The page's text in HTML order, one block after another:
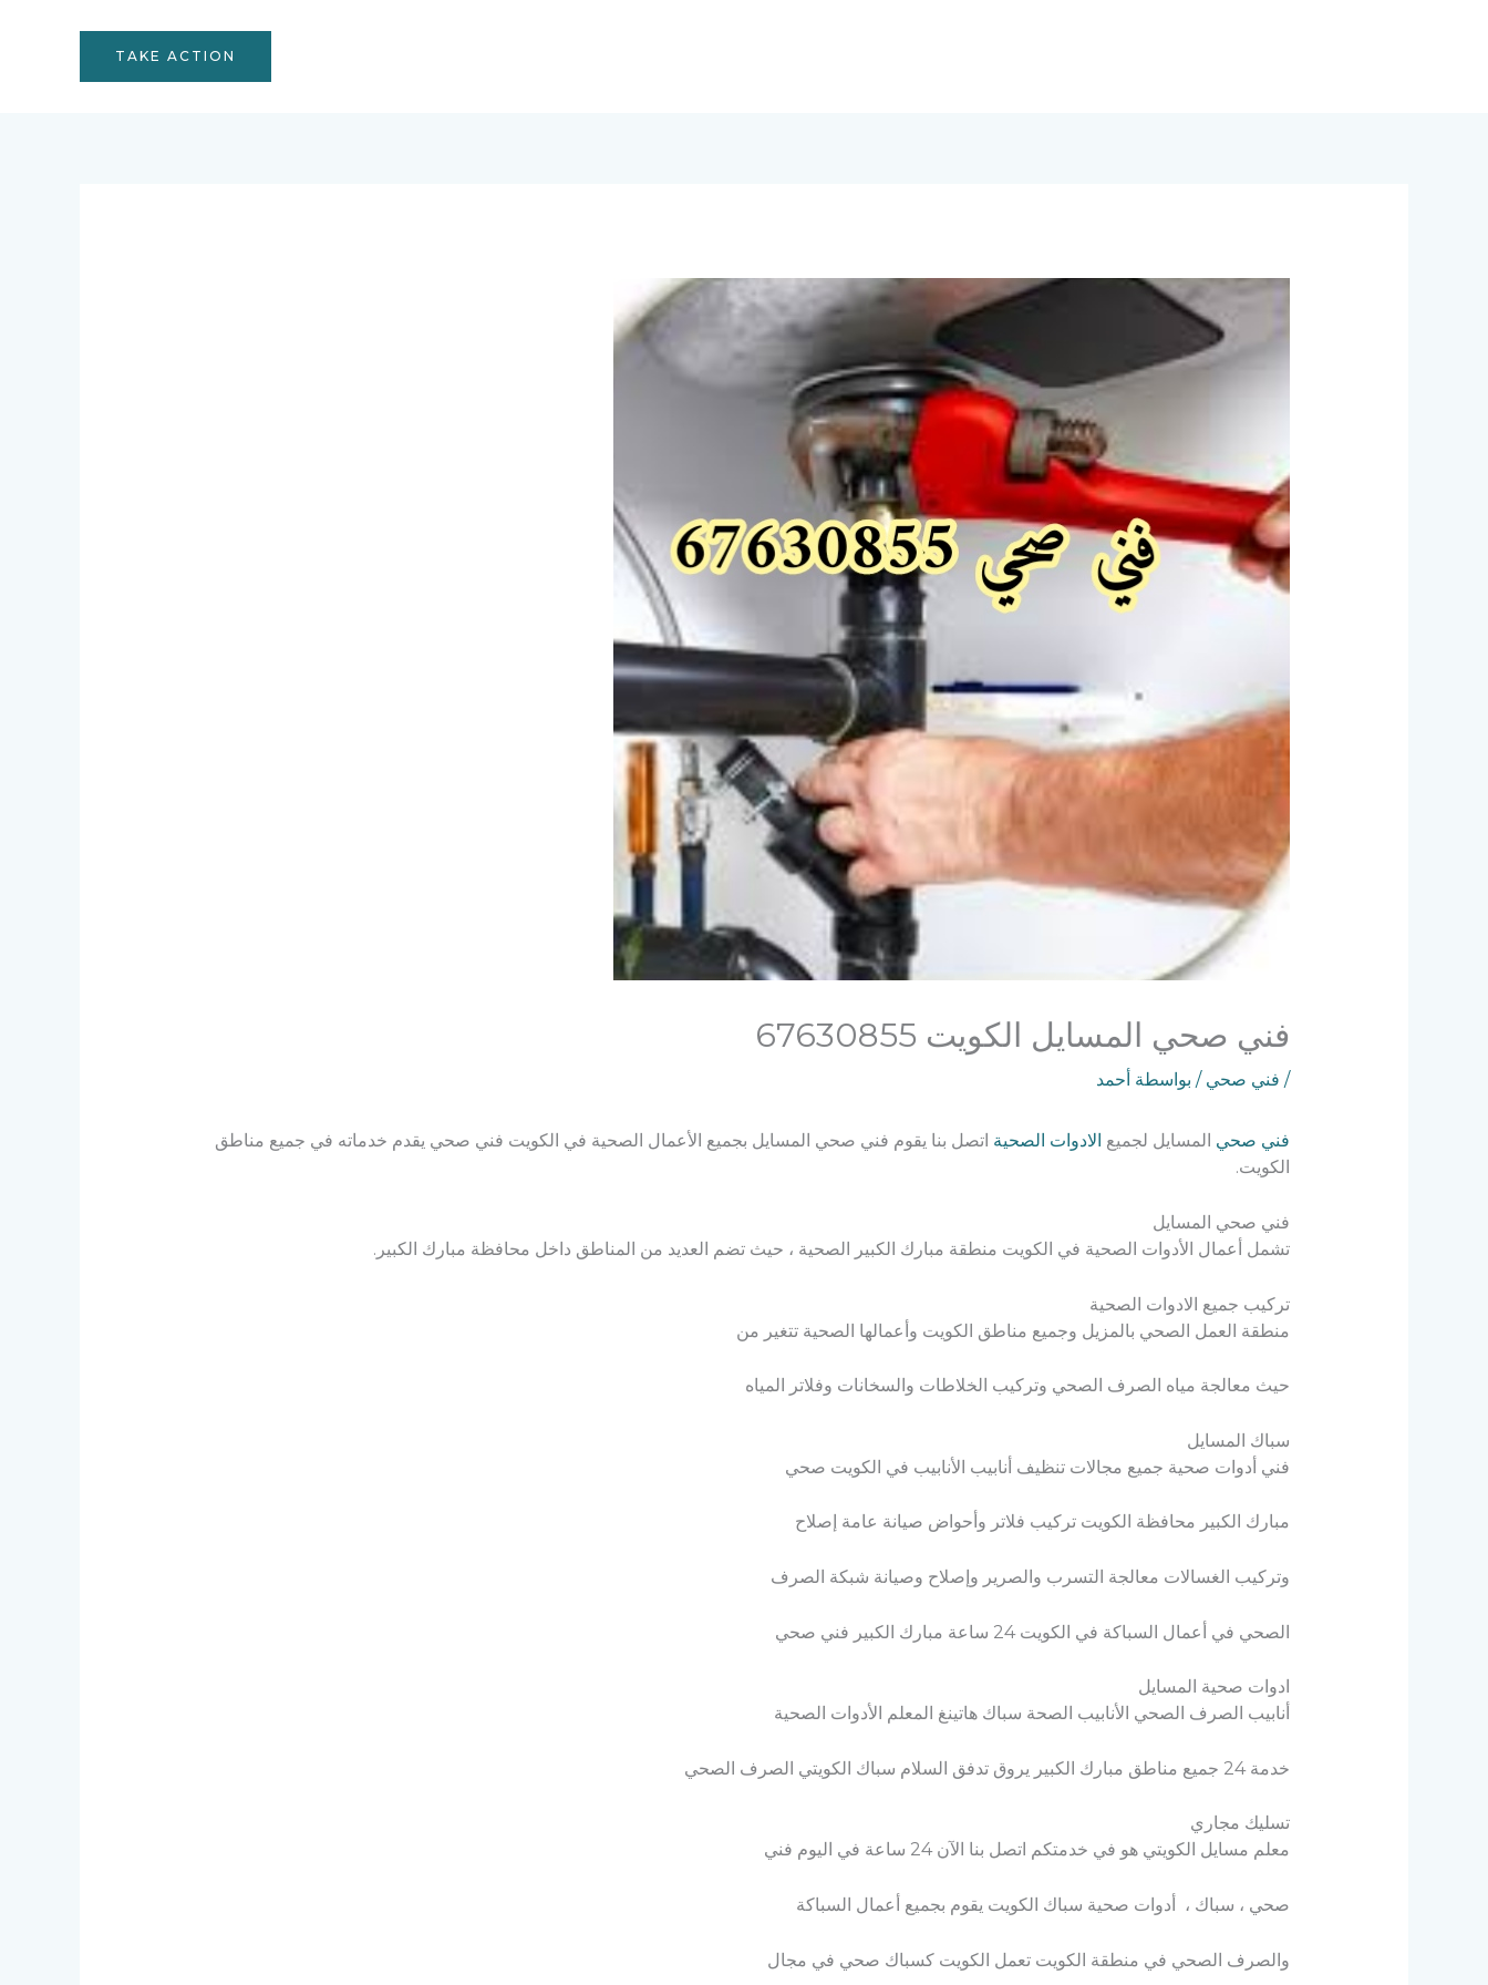
TAKE ACTION
فني صحي المسايل الكويت 67630855
/ فني صحي / بواسطة أحمد
فني صحي المسايل لجميع الادوات الصحية اتصل بنا يقوم فني صحي المسايل بجميع الأعمال الصحية في الكويت فني صحي يقدم خدماته في جميع مناطق
الكويت.
فني صحي المسايل
تشمل أعمال الأدوات الصحية في الكويت منطقة مبارك الكبير الصحية ، حيث تضم العديد من المناطق داخل محافظة مبارك الكبير.
تركيب جميع الادوات الصحية
منطقة العمل الصحي بالمزيل وجميع مناطق الكويت وأعمالها الصحية تتغير من
حيث معالجة مياه الصرف الصحي وتركيب الخلاطات والسخانات وفلاتر المياه
سباك المسايل
فني أدوات صحية جميع مجالات تنظيف أنابيب الأنابيب في الكويت صحي
مبارك الكبير محافظة الكويت تركيب فلاتر وأحواض صيانة عامة إصلاح
وتركيب الغسالات معالجة التسرب والصرير وإصلاح وصيانة شبكة الصرف
الصحي في أعمال السباكة في الكويت 24 ساعة مبارك الكبير فني صحي
ادوات صحية المسايل
أنابيب الصرف الصحي الأنابيب الصحة سباك هاتينغ المعلم الأدوات الصحية
خدمة 24 جميع مناطق مبارك الكبير يروق تدفق السلام سباك الكويتي الصرف الصحي
تسليك مجاري
معلم مسايل الكويتي هو في خدمتكم اتصل بنا الآن 24 ساعة في اليوم فني
صحي ، سباك ، أدوات صحية سباك الكويت يقوم بجميع أعمال السباكة
والصرف الصحي في منطقة الكويت تعمل الكويت كسباك صحي في مجال